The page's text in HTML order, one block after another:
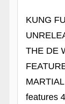
KUNG
THE DE
features